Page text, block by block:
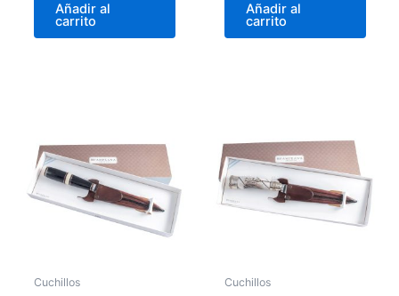
Añadir al
carrito
Añadir al
carrito
Cuchillos Cuchillos